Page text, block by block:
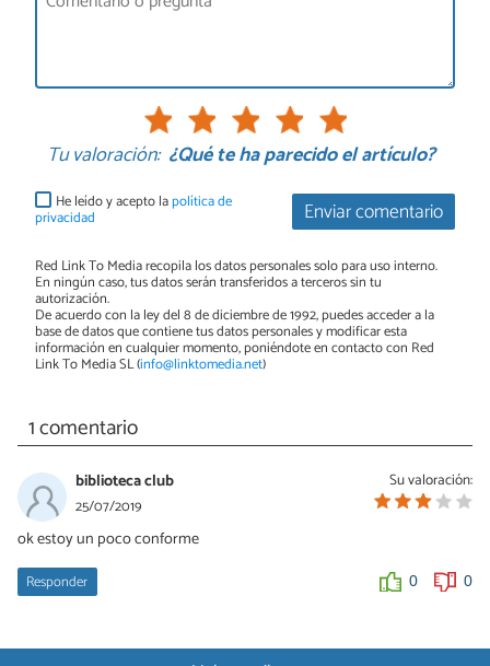
Tu valoración: ¿Qué te ha parecido el artículo?
Enviar comentario
He leído y acepto lapolítica de
privacidad
Red Link To Media recopila los datos personales solo para uso interno.
En ningún caso, tus datos serán transferidos a terceros sin tu
autorización.
De acuerdo con la ley del 8 de diciembre de 1992, puedes acceder a la
base de datos que contiene tus datos personales y modificar esta
información en cualquier momento, poniéndote en contacto con Red
Link To Media SL (info@linktomedia.net)
1 comentario
Su valoración:
biblioteca club
25/07/2019
ok estoy un poco conforme
Responder 0 0